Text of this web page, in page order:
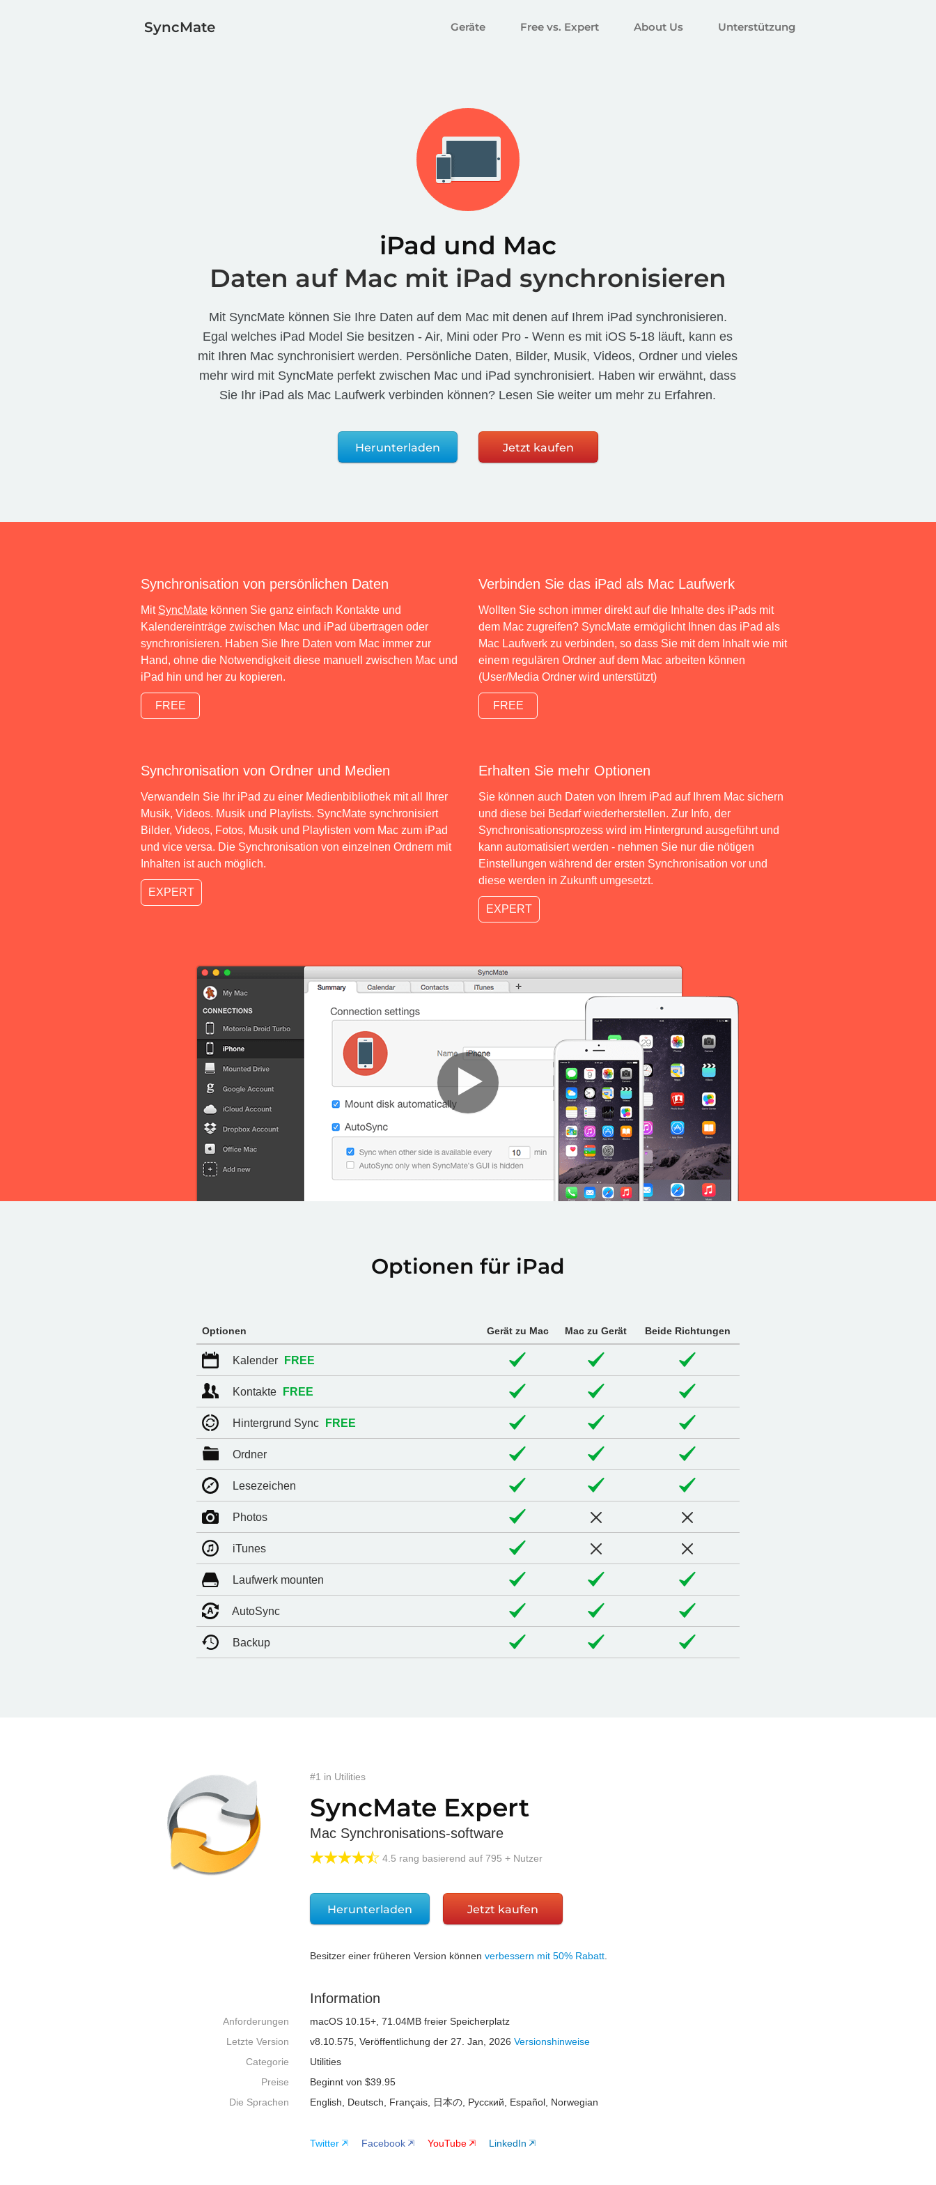
SyncMate Geräte Free vs. Expert About Us Unterstützung
iPad und Mac
Daten auf Mac mit iPad synchronisieren
Mit SyncMate können Sie Ihre Daten auf dem Mac mit denen auf Ihrem iPad synchronisieren.
Egal welches iPad Model Sie besitzen - Air, Mini oder Pro - Wenn es mit iOS 5-18 läuft, kann es
mit Ihren Mac synchronisiert werden. Persönliche Daten, Bilder, Musik, Videos, Ordner und vieles
mehr wird mit SyncMate perfekt zwischen Mac und iPad synchronisiert. Haben wir erwähnt, dass
Sie Ihr iPad als Mac Laufwerk verbinden können? Lesen Sie weiter um mehr zu Erfahren.
Herunterladen Jetzt kaufen
Synchronisation von persönlichen Daten
Mit SyncMate können Sie ganz einfach Kontakte und
Kalendereinträge zwischen Mac und iPad übertragen oder
synchronisieren. Haben Sie Ihre Daten vom Mac immer zur
Hand, ohne die Notwendigkeit diese manuell zwischen Mac und
iPad hin und her zu kopieren.
FREE
Verbinden Sie das iPad als Mac Laufwerk
Wollten Sie schon immer direkt auf die Inhalte des iPads mit
dem Mac zugreifen? SyncMate ermöglicht Ihnen das iPad als
Mac Laufwerk zu verbinden, so dass Sie mit dem Inhalt wie mit
einem regulären Ordner auf dem Mac arbeiten können
(User/Media Ordner wird unterstützt)
FREE
Synchronisation von Ordner und Medien
Verwandeln Sie Ihr iPad zu einer Medienbibliothek mit all Ihrer
Musik, Videos. Musik und Playlists. SyncMate synchronisiert
Bilder, Videos, Fotos, Musik und Playlisten vom Mac zum iPad
und vice versa. Die Synchronisation von einzelnen Ordnern mit
Inhalten ist auch möglich.
EXPERT
Erhalten Sie mehr Optionen
Sie können auch Daten von Ihrem iPad auf Ihrem Mac sichern
und diese bei Bedarf wiederherstellen. Zur Info, der
Synchronisationsprozess wird im Hintergrund ausgeführt und
kann automatisiert werden - nehmen Sie nur die nötigen
Einstellungen während der ersten Synchronisation vor und
diese werden in Zukunft umgesetzt.
EXPERT
Optionen für iPad
Optionen Gerät zu Mac Mac zu Gerät Beide Richtungen
Kalender FREE
Kontakte FREE
Hintergrund Sync FREE
Ordner
Lesezeichen
Photos
iTunes
Laufwerk mounten
AutoSync
Backup
#1 in Utilities
SyncMate Expert
Mac Synchronisations-software
4.5 rang basierend auf 795 + Nutzer
Herunterladen Jetzt kaufen
Besitzer einer früheren Version können verbessern mit 50% Rabatt.
Information
Anforderungen macOS 10.15+, 71.04MBfreier Speicherplatz
Letzte Version
v8.10.575, Veröffentlichung der 27. Jan, 2026 Versionshinweise
Categorie
Utilities
Preise
Beginnt von $39.95
Die Sprachen
English, Deutsch, Français, 日本の, Русский, Español, Norwegian
Twitter Facebook YouTube LinkedIn